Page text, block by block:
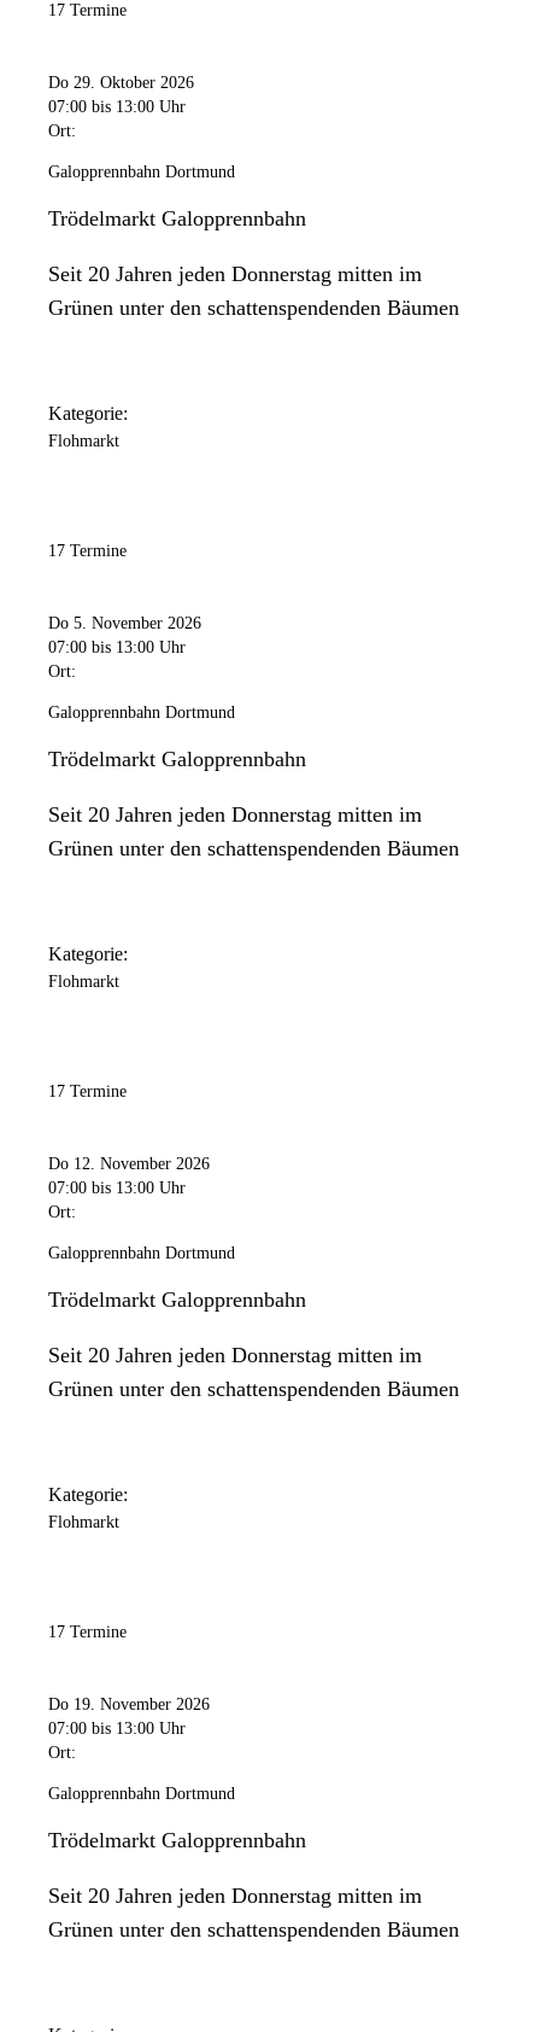
17 Termine
Do 29. Oktober 2026
07:00 bis 13:00 Uhr
Ort:
Galopprennbahn Dortmund
Trödelmarkt Galopprennbahn
Seit 20 Jahren jeden Donnerstag mitten im
Grünen unter den schattenspendenden Bäumen
Kategorie:
Flohmarkt
17 Termine
Do 5. November 2026
07:00 bis 13:00 Uhr
Ort:
Galopprennbahn Dortmund
Trödelmarkt Galopprennbahn
Seit 20 Jahren jeden Donnerstag mitten im
Grünen unter den schattenspendenden Bäumen
Kategorie:
Flohmarkt
17 Termine
Do 12. November 2026
07:00 bis 13:00 Uhr
Ort:
Galopprennbahn Dortmund
Trödelmarkt Galopprennbahn
Seit 20 Jahren jeden Donnerstag mitten im
Grünen unter den schattenspendenden Bäumen
Kategorie:
Flohmarkt
17 Termine
Do 19. November 2026
07:00 bis 13:00 Uhr
Ort:
Galopprennbahn Dortmund
Trödelmarkt Galopprennbahn
Seit 20 Jahren jeden Donnerstag mitten im
Grünen unter den schattenspendenden Bäumen